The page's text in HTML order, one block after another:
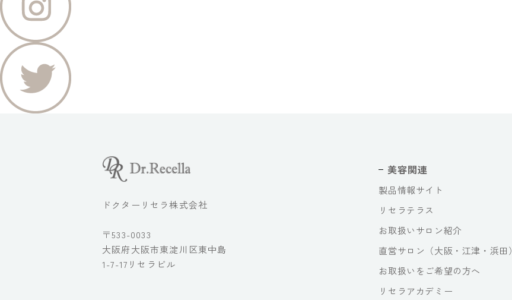
ドクターリセラ株式会社
〒533-0033
大阪府大阪市東淀川区東中島
1-7-17リセラビル
美容関連
製品情報サイト
リセラテラス
お取扱いサロン紹介
直営サロン（大阪・江津・浜田）
お取扱いをご希望の方へ
リセラアカデミー